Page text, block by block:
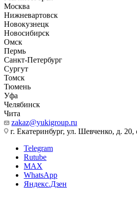
Москва
Нижневартовск
Новокузнецк
Новосибирск
Омск
Пермь
Санкт-Петербург
Сургут
Томск
Тюмень
Уфа
Челябинск
Чита
zakaz@yukigroup.ru
г. Екатеринбург, ул. Шевченко, д. 20,
Telegram
Rutube
MAX
WhatsApp
Яндекс.Дзен